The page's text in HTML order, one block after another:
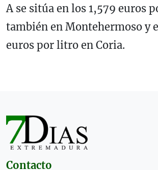
A se sitúa en los 1,579 euros
también en Montehermoso y
euros por litro en Coria.
Contacto